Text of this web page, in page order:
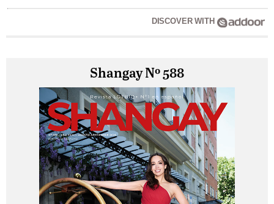
DISCOVER WITH
Shangay Nº 588